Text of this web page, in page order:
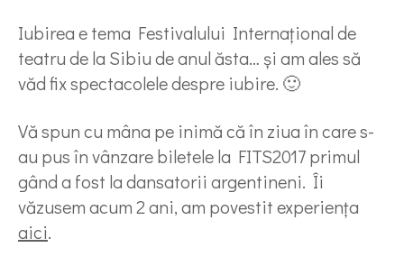
Iubirea e tema Festivalului Internațional de
teatru de la Sibiu de anul ăsta… și am ales să
văd fix spectacolele despre iubire. 🙂
Vă spun cu mâna pe inimă că în ziua în care s-
au pus în vânzare biletele la FITS2017 primul
gând a fost la dansatorii argentineni. Îi
văzusem acum 2 ani, am povestit experiența
aici.